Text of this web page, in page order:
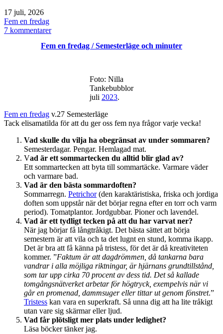
Publicerat
den
17 juli, 2026
Kategoriserat
som
Fem en fredag
7 kommentarertill
en
Sommarstunder
Fem en fredag / Semesterläge och minuter
Foto: Nilla
Tankebubblor
juli 2023.
Fem en fredag v.27 Semesterläge
Tack elisamatilda för att du ger oss fem nya frågor varje vecka!
Vad skulle du vilja ha obegränsat av under sommaren?
Semesterdagar. Pengar. Hemlagad mat.
Vad är ett sommartecken du alltid blir glad av?
Ett sommartecken att byta till sommartäcke. Varmare väder
och varmare bad.
Vad är den bästa sommardoften?
Sommarregn. Petrichor(den karaktäristiska, friska och jordiga
doften som uppstår när det börjar regna efter en torr och varm
period). Tomatplantor. Jordgubbar. Pioner och lavendel.
Vad är ett tydligt tecken på att du har varvat ner?
När jag börjar få långtråkigt. Det bästa sättet att börja
semestern är att vila och ta det lugnt en stund, komma ikapp.
Det är bra att få känna på tristess, för det är då kreativiteten
kommer. ”Faktum är att dagdrömmen, då tankarna bara
vandrar i alla möjliga riktningar, är hjärnans grundtillstånd,
som tar upp cirka 70 procent av dess tid. Det så kallade
tomgångsnätverket arbetar för högtryck, exempelvis när vi
går en promenad, dammsuger eller tittar ut genom fönstret.”
Tristess kan vara en superkraft. Så unna dig att ha lite tråkigt
utan vare sig skärmar eller ljud.
Vad får plötsligt mer plats under ledighet?
Läsa böcker tänker jag.